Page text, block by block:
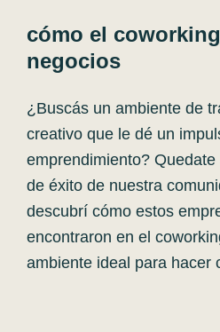
cómo el
negocios
¿Buscás un ambiente de
creativo que le dé un
emprendimiento?
de éxito de nuestra
descubrí cómo estos
encontraron en el
ambiente ideal para hacer